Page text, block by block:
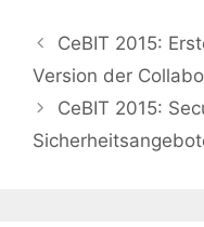
CeBIT 2015:
Version der
CeBIT 2015: